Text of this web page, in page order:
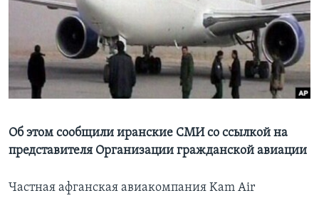
Learning English
СОЦИАЛЬНЫЕ СЕТИ
Языки
Об этом сообщили иранские СМИ со ссылкой на
представителя Организации гражданской авиации
Частная афганская авиакомпания Kam Air